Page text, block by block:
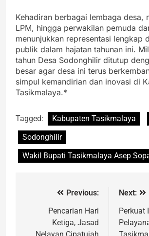
Kehadiran berbagai lembaga desa,
LPM, hingga perwakilan pemuda
menunjukkan representasi lengkap
publik dalam hajatan tahunan ini.
tahun Desa Sodonghilir ditutup
besar agar desa ini terus
simpul kemandirian dan inovasi di
Tasikmalaya.*
Tagged: Kabupaten Tasikmalaya
Sodonghilir
Wakil Bupati Tasikmalaya Asep
Previous:
Pencarian Hari
Ketiga, Jasad
Next:
Perkuat